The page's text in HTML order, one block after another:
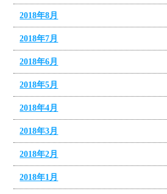
2018年8月
2018年7月
2018年6月
2018年5月
2018年4月
2018年3月
2018年2月
2018年1月